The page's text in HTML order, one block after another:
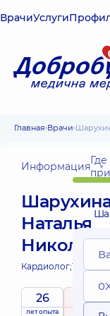
ВрачиУслуги
Главная Врачи
ИнформацияГде
Наталья
Кардиолог;Терапевт;
26
лет опыта
5
рейтинг